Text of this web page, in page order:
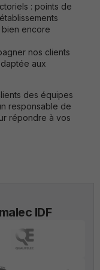
: points de
encore
nos clients
aux
des équipes
responsable de
répondre à vos
IDF